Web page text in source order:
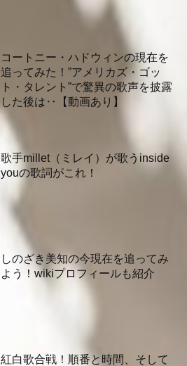
コートニー・ハドウィンの現在を
追ってみた！”アメリカズ・ゴッ
ト・タレント”で驚異の歌声を披露
した後は‥【動画あり】
歌手millet（ミレイ）が歌うinside
youの歌詞がこれ！
しのざき美知の今現在を追ってみ
よう！wikiプロフィールも紹介
紅白歌合戦！順番と時間、そして